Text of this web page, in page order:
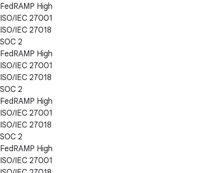
FedRAMP High
ISO/IEC 27001
ISO/IEC 27018
SOC 2
FedRAMP High
ISO/IEC 27001
ISO/IEC 27018
SOC 2
FedRAMP High
ISO/IEC 27001
ISO/IEC 27018
SOC 2
FedRAMP High
ISO/IEC 27001